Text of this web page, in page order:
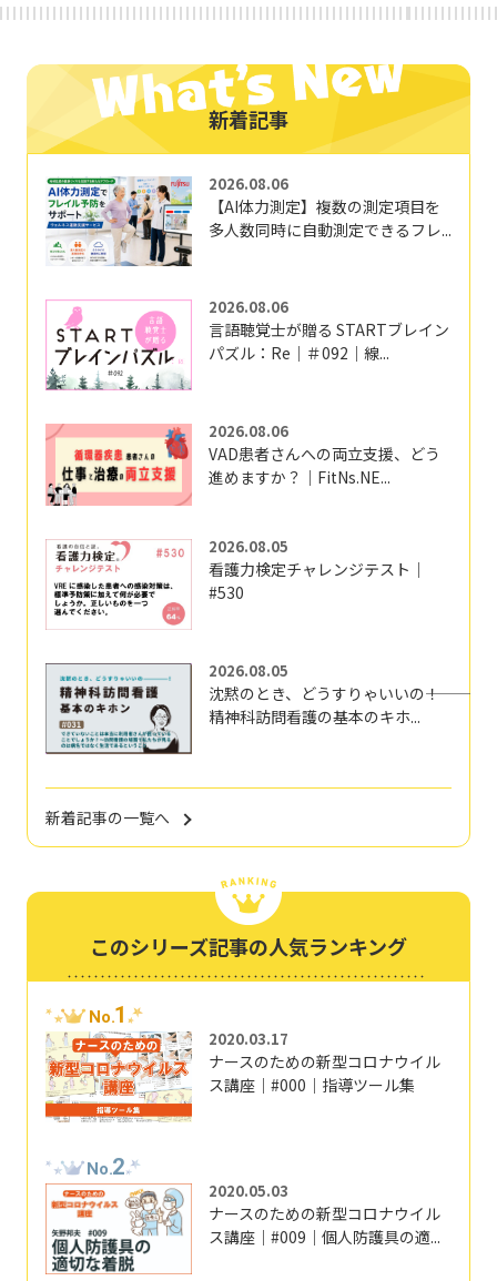
新着記事
2026.08.06
【AI体力測定】複数の測定項目を
多人数同時に自動測定できるフレ...
2026.08.06
言語聴覚士が贈る STARTブレイン
パズル：Re｜＃092｜線...
2026.08.06
VAD患者さんへの両立支援、どう
進めますか？｜FitNs.NE...
2026.08.05
看護力検定チャレンジテスト｜
#530
2026.08.05
沈黙のとき、どうすりゃいいの―――！
精神科訪問看護の基本のキホ...
新着記事の一覧へ
このシリーズ記事の人気ランキング
No.1
2020.03.17
ナースのための新型コロナウイル
ス講座｜#000｜指導ツール集
No.2
2020.05.03
ナースのための新型コロナウイル
ス講座｜#009｜個人防護具の適...